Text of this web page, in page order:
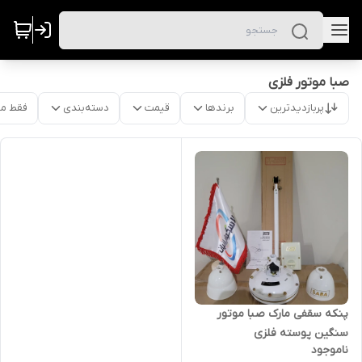
صبا موتور فلزی
پربازدیدترین برندها قیمت دسته‌بندی فقط
پنکه سقفی مارک صبا موتور
سنگین پوسته فلزی
ناموجود